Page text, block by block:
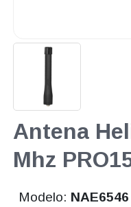
Antena
Mhz
Modelo: NAE6546